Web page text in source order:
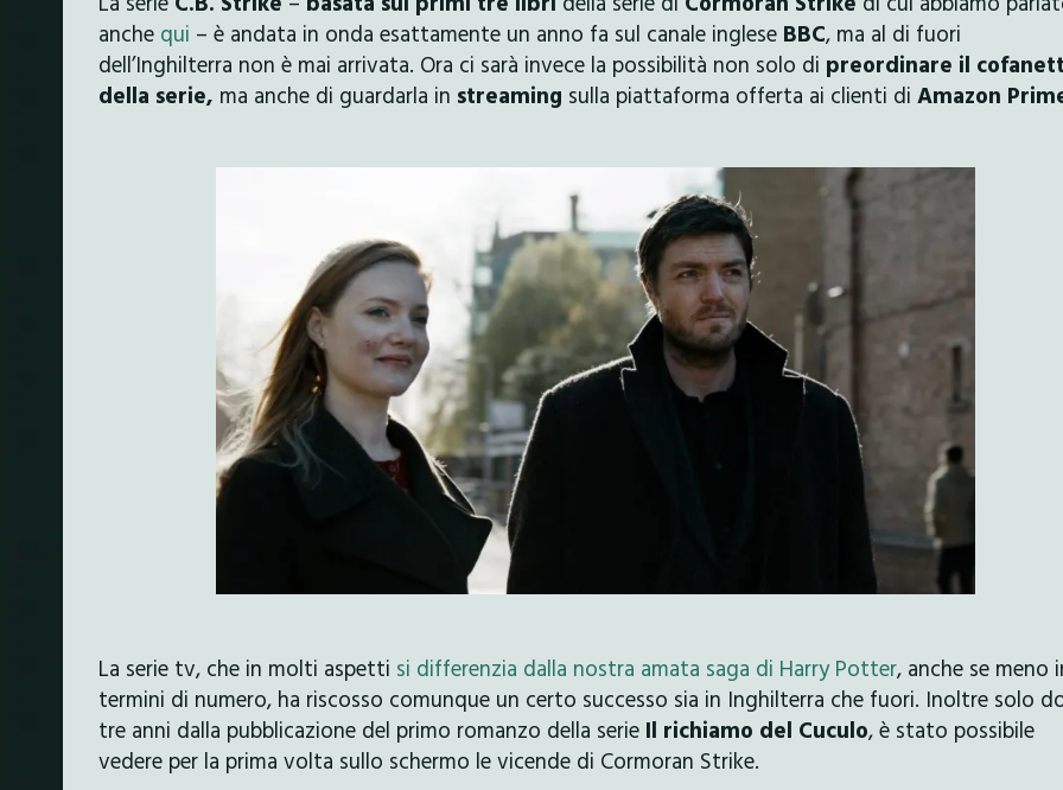
anche qui – è andata in onda esattamente un anno fa sul canale ingleseBBC, ma al di fuori
dell’Inghilterra non è mai arrivata. Ora ci sarà invece la possibilità non solo di preordinare il
della serie, ma anche di guardarla in streaming sulla piattaforma offerta ai clienti di Amazon
La serie tv, che in molti aspetti si differenzia dalla nostra amata saga di Harry Potter, anche se meno
termini di numero, ha riscosso comunque un certo successo sia in Inghilterra che fuori. Inoltre solo
tre anni dalla pubblicazione del primo romanzo della serie Il richiamo del Cuculo, è stato possibile
vedere per la prima volta sullo schermo le vicende di Cormoran Strike.